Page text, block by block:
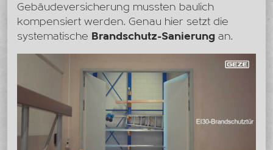
Gebäudeversicherung mussten baulich
kompensiert werden. Genau hier setzt die
systematische Brandschutz-Sanierung an.